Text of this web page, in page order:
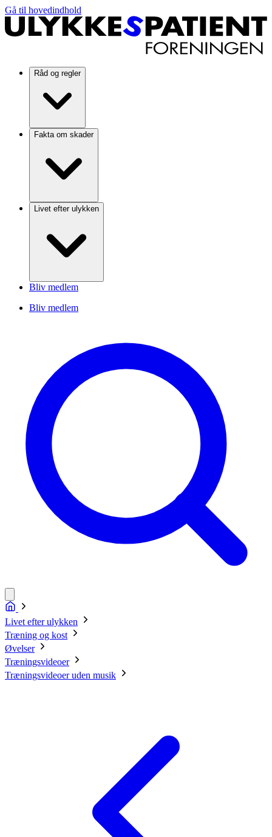
Gå til hovedindhold
Råd og regler
Fakta om skader
Livet efter ulykken
Bliv medlem
Bliv medlem
Livet efter ulykken
Træning og kost
Øvelser
Træningsvideoer
Træningsvideoer uden musik